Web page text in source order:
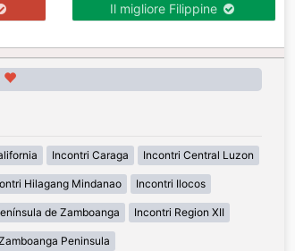
Il migliore Filippine
Incontri Caraga Incontri Central Luzon
Hilagang Mindanao Incontri Ilocos
de Zamboanga Incontri Region XII
Peninsula